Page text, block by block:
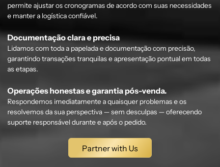
permite ajustar os cronogramas de acordo com suas necessidades
e manter a logística confiável.
Documentação clara e precisa
Lidamos com toda a papelada e documentação com precisão,
garantindo transações tranquilas e apresentação pontual em todas
as etapas.
Operações honestas e garantia pós-venda.
Respondemos imediatamente a quaisquer problemas e os
resolvemos da sua perspectiva — sem desculpas — oferecendo
suporte responsável durante e após o pedido.
Partner with Us